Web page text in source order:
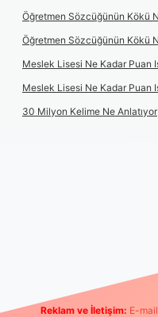
Öğretmen Sözcüğünün Kökü
Öğretmen Sözcüğünün Kökü
Meslek Lisesi Ne Kadar Puan
Meslek Lisesi Ne Kadar Puan
30 Milyon Kelime Ne Anlatıyor
Reklam ve İletişim: E-